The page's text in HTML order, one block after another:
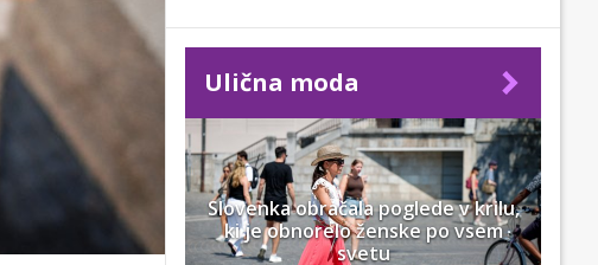
Ulična moda
Slovenka obračala poglede v krilu,
ki je obnorelo ženske po vsem
svetu